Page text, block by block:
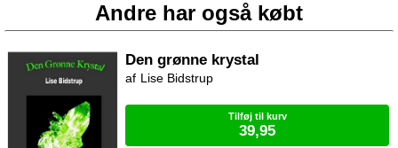
Andre har også købt
Den grønne krystal
Lise Bidstrup
Tilføj til kurv
39,95